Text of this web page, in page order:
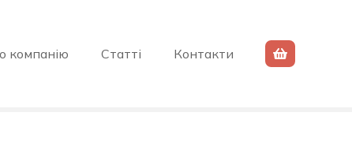
компанію Статті Контакти